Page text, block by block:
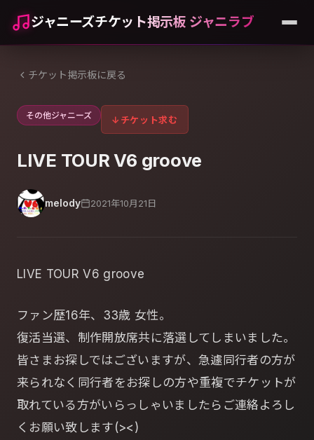
ジャニーズチケット掲示板 ジャニラブ
チケット掲示板に戻る
その他ジャニーズ ↓ チケット求む
LIVE TOUR V6 groove
melody 2021年10月21日
LIVE TOUR V6 groove
ファン歴16年、33歳 女性。
復活当選、制作開放席共に落選してしまいました。
皆さまお探しではございますが、急遽同行者の方が
来られなく同行者をお探しの方や重複でチケットが
取れている方がいらっしゃいましたらご連絡よろし
くお願い致します(><)